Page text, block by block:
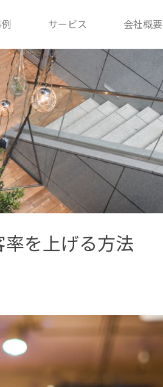
サービス 会社概要
を上げる方法